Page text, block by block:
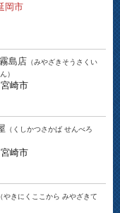
岡市
島店 （みやざきそうさくい
）
崎市
（くしかつさかば せんべろ
崎市
（やきにくここから みやざきて